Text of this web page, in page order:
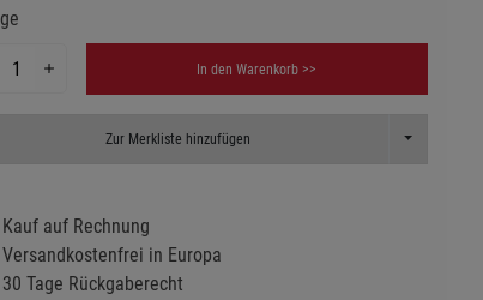
In den Warenkorb >>
Zur Merkliste hinzufügen Toggle
Kauf auf Rechnung
Versandkostenfrei in Europa
30 Tage Rückgaberecht